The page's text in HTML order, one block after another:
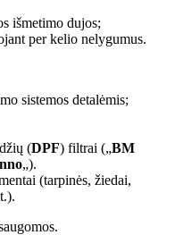
išmetimo dujos;
per kelio nelygumus.
sistemos detalėmis;
(DPF) filtrai („BM
„).
(tarpinės, žiedai,